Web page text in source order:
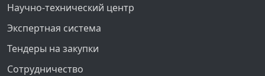
Научно-технический центр
Экспертная система
Тендеры на закупки
Сотрудничество